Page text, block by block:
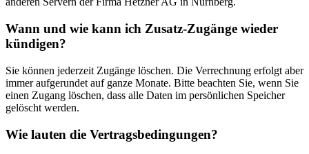
Wann und wie kann ich Zusatz-Zugänge wieder
kündigen?
Sie können jederzeit Zugänge löschen. Die Verrechnung erfolgt aber
immer aufgerundet auf ganze Monate. Bitte beachten Sie, wenn Sie
einen Zugang löschen, dass alle Daten im persönlichen Speicher
gelöscht werden.
Wie lauten die Vertragsbedingungen?